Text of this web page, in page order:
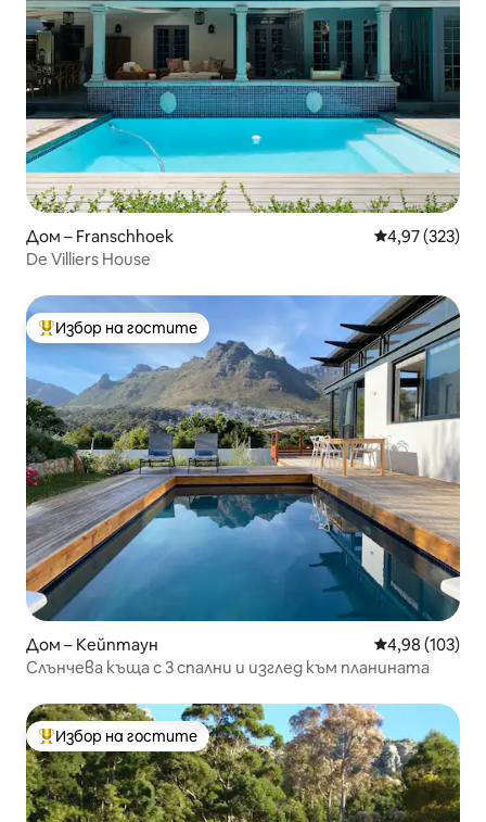
Дом – Franschhoek Средна
4,97 (323)
De Villiers House
Най-популярен избор на гостите
Избор на гостите
Дом – Кейптаун Средна
4,98 (103)
Слънчева къща с 3 спални и изглед към планината
Най-популярен избор на гостите
Избор на гостите